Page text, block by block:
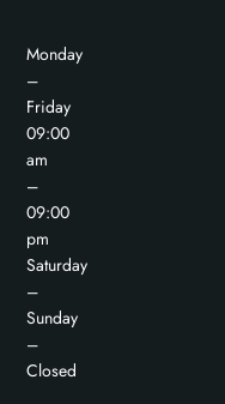
Monday
–
Friday
09:00
am
–
09:00
pm
Saturday
–
Sunday
–
Closed